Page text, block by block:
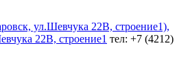
ул.Шевчука 22В, строение1),
22В, строение1 тел: +7 (4212)